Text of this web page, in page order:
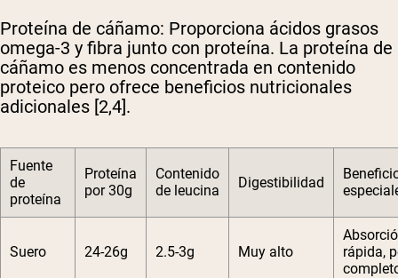
Proteína de cáñamo: Proporciona ácidos grasos
omega-3 y fibra junto con proteína. La proteína de
cáñamo es menos concentrada en contenido
proteico pero ofrece beneficios nutricionales
adicionales [2,4].
Fuente
de
proteína
Proteína
por 30g
Contenido
de leucina
Digestibilidad
Suero 24-26g 2.5-3g Muy alto
rápida,